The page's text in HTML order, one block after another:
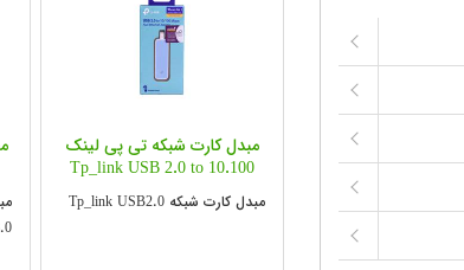
مبدل کارت شبکه تی پی لینک
Tp_link USB 2.0 to 10.100
مبدل کارت شبکه Tp_link USB2.0